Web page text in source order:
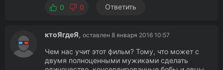
0 0 Ответить
ктоЯгдеЯ, оставлен 8 января 2016 10:57
Чем нас учит этот фильм? Тому, что может с
двумя полноценными мужиками сделать